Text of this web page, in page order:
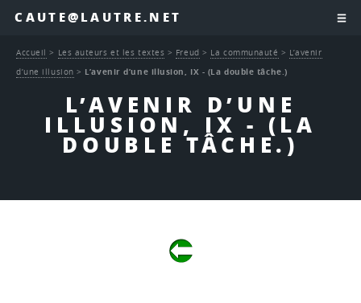
CAUTE@LAUTRE.NET
L’AVENIR D’UNE
ILLUSION, IX - (LA
DOUBLE TÂCHE.)
Accueil > Les auteurs et les textes > Freud > La communauté > L’avenir
d’une illusion > L’avenir d’une illusion, IX - (La double tâche.)